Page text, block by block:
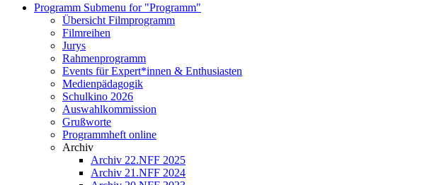
Programm Submenu for "Programm"
Übersicht Filmprogramm
Filmreihen
Jurys
Rahmenprogramm
Events für Expert*innen & Enthusiasten
Medienpädagogik
Schulkino 2026
Auswahlkommission
Grußworte
Programmheft online
Archiv
Archiv 22.NFF 2025
Archiv 21.NFF 2024